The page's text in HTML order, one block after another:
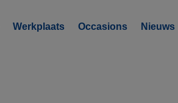
Werkplaats Occasions Nieuws